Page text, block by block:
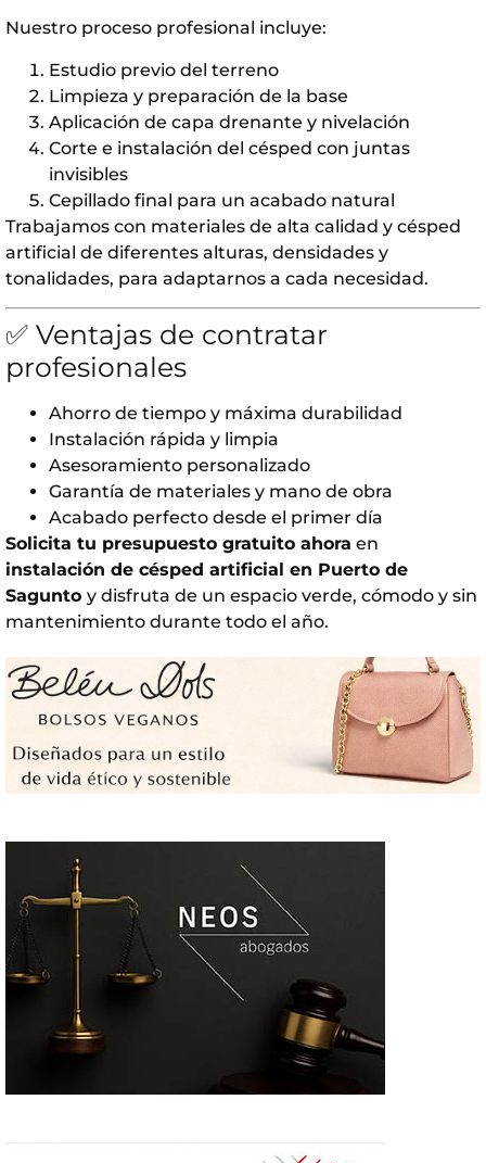
Nuestro proceso profesional incluye:
Estudio previo del terreno
Limpieza y preparación de la base
Aplicación de capa drenante y nivelación
Corte e instalación del césped con juntas
invisibles
Cepillado final para un acabado natural
Trabajamos con materiales de alta calidad y césped
artificial de diferentes alturas, densidades y
tonalidades, para adaptarnos a cada necesidad.
✅ Ventajas de contratar
profesionales
Ahorro de tiempo y máxima durabilidad
Instalación rápida y limpia
Asesoramiento personalizado
Garantía de materiales y mano de obra
Acabado perfecto desde el primer día
Solicita tu presupuesto gratuito ahora en
instalación de césped artificial en Puerto de
Sagunto y disfruta de un espacio verde, cómodo y sin
mantenimiento durante todo el año.